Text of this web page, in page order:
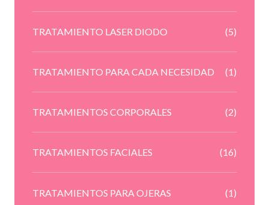
TRATAMIENTO LASER DIODO (5)
TRATAMIENTO PARA CADA NECESIDAD (1)
TRATAMIENTOS CORPORALES (2)
TRATAMIENTOS FACIALES (16)
TRATAMIENTOS PARA OJERAS (1)